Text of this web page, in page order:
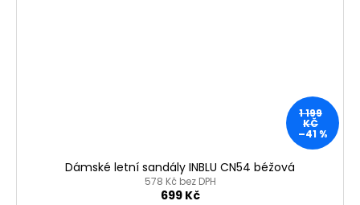
1 199
KČ
–41 %
Dámské letní sandály INBLU CN54 béžová
578 Kč bez DPH
699 Kč